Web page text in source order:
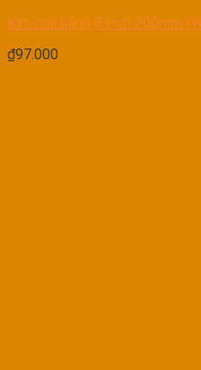
Kìm mũi bằng 8 inch 200mm
₫97.000